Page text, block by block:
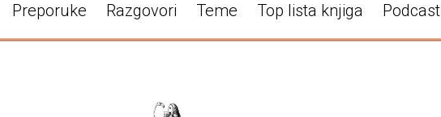
Preporuke Razgovori Teme Top lista knjiga Podcast